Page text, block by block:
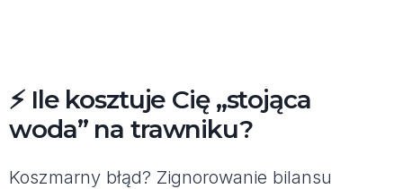
⚡ Ile kosztuje Cię „stojąca
woda” na trawniku?
Koszmarny błąd? Zignorowanie bilansu